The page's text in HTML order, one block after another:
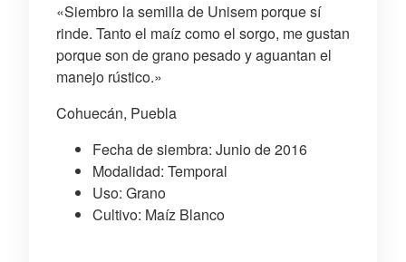
«Siembro la semilla de Unisem porque sí
rinde. Tanto el maíz como el sorgo, me gustan
porque son de grano pesado y aguantan el
manejo rústico.»
Cohuecán, Puebla
Fecha de siembra: Junio de 2016
Modalidad: Temporal
Uso: Grano
Cultivo: Maíz Blanco